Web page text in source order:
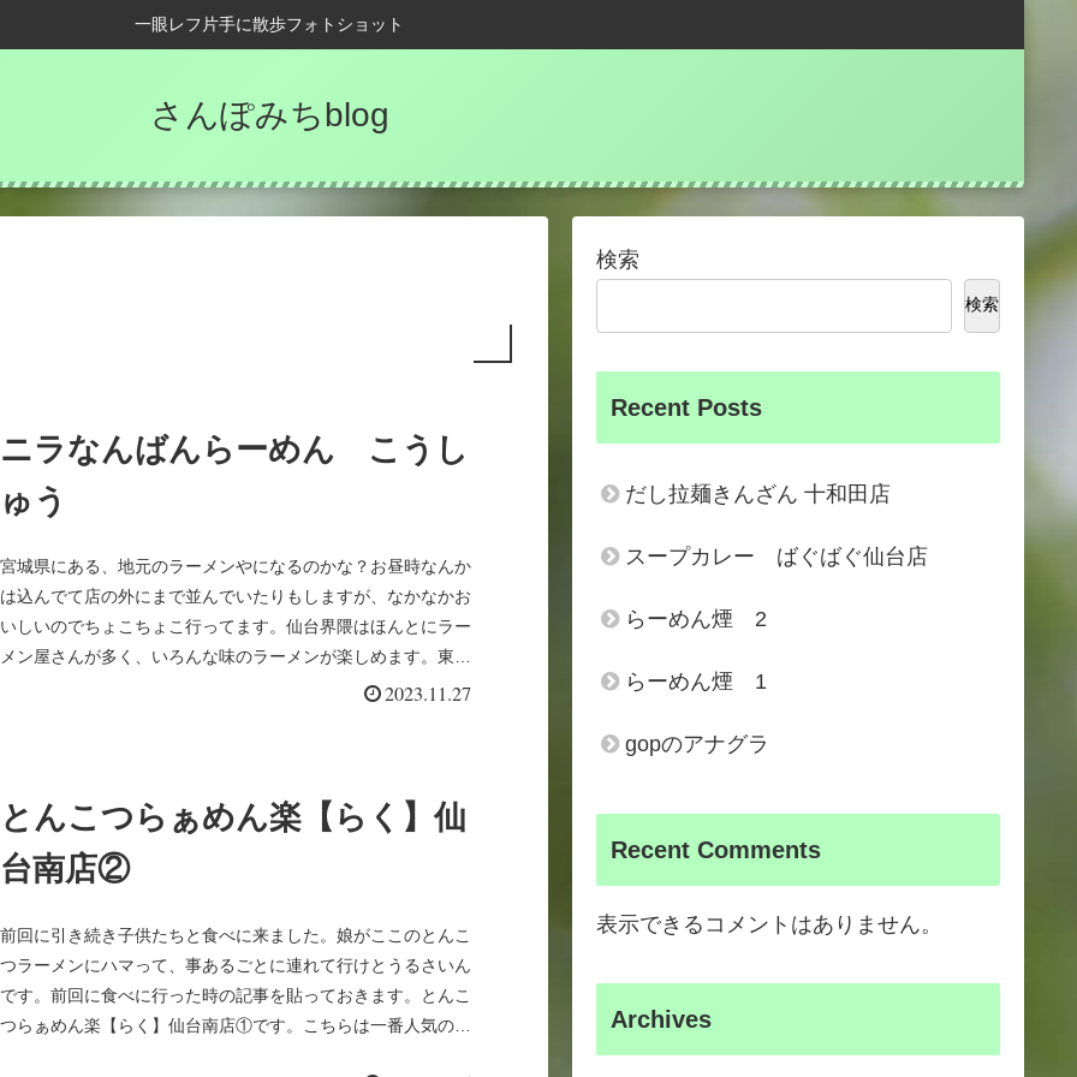
一眼レフ片手に散歩フォトショット
さんぽみちblog
ニラなんばんらーめん こうし
ゅう
宮城県にある、地元のラーメンやになるのかな？お昼時なんか
は込んでて店の外にまで並んでいたりもしますが、なかなかお
いしいのでちょこちょこ行ってます。仙台界隈はほんとにラー
メン屋さんが多く、いろんな味のラーメンが楽しめます。東北
2023.11.27
とんこつらぁめん楽【らく】仙
台南店②
前回に引き続き子供たちと食べに来ました。娘がここのとんこ
つラーメンにハマって、事あるごとに連れて行けとうるさいん
です。前回に食べに行った時の記事を貼っておきます。とんこ
つらぁめん楽【らく】仙台南店①です。こちらは一番人気のと
検索
検索
Recent Posts
だし拉麺きんざん 十和田店
スープカレー ばぐばぐ仙台店
らーめん煙 2
らーめん煙 1
gopのアナグラ
Recent Comments
表示できるコメントはありません。
Archives